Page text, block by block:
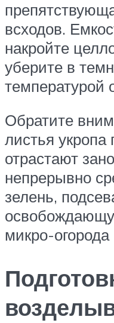
всходов.
накройте
уберите в
температурой
Обратите
листья укропа
отрастают
непрерывно
зелень,
микро-